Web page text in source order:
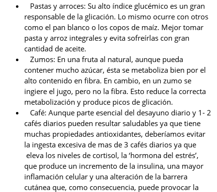
Pastas y arroces: Su alto índice glucémico es un gran
responsable de la glicación. Lo mismo ocurre con otros
como el pan blanco o los copos de maíz. Mejor tomar
pasta y arroz integrales y evita sofreírlas con gran
cantidad de aceite.
Zumos: En una fruta al natural, aunque pueda
contener mucho azúcar, ésta se metaboliza bien por el
alto contenido en fibra. En cambio, en un zumo se
ingiere el jugo, pero no la fibra. Esto reduce la correcta
metabolización y produce picos de glicación.
Café: Aunque parte esencial del desayuno diario y 1- 2
cafés diarios pueden resultar saludables ya que tiene
muchas propiedades antioxidantes, deberíamos evitar
la ingesta excesiva de mas de 3 cafés diarios ya que
eleva los niveles de cortisol, la ‘hormona del estrés’,
que produce un incremento de la insulina, una mayor
inflamación celular y una alteración de la barrera
cutánea que, como consecuencia, puede provocar la